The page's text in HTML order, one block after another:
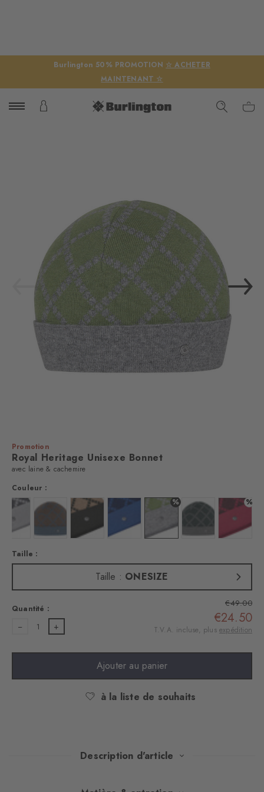
Burlington 50% PROMOTION ☆ ACHETER
MAINTENANT ☆
Promotion
Royal Heritage​ Unisexe Bonnet
avec laine & cachemire
Couleur :
Couleur : Couleur :
%
%
Couleur :
Taille :
Taille : ONESIZE
Quantité :
1
€49.00
€24.50
T.V.A. incluse, plus expédition
Ajouter au panier
à la liste de souhaits
Description d'article
Chaleur classique, chic moderne : ce bonnet très chaud en